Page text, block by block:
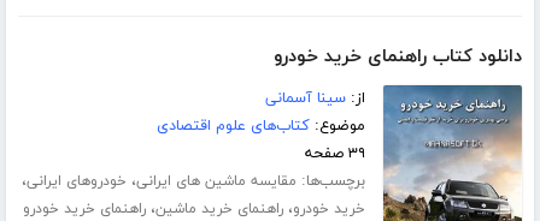
دانلود کتاب راهنمای خرید خودرو
از:سینا آسمانی
موضوع:کتاب‌های علوم اقتصادی
۳۹ صفحه
برچسب‌ها: مقایسه ماشین های ایرانی، خودروهای ایرانی،
خرید خودرو،راهنمای خرید ماشین،راهنمای خرید خودرو